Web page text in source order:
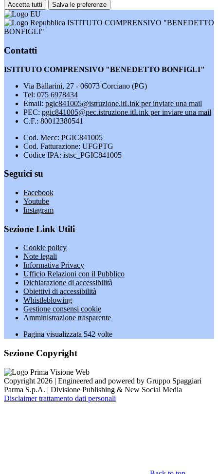
Accetta tutti Salva le preferenze
ISTITUTO COMPRENSIVO "BENEDETTO
BONFIGLI"
Contatti
ISTITUTO COMPRENSIVO "BENEDETTO BONFIGLI"
Via Ballarini, 27 - 06073 Corciano (PG)
Tel: 075 6978434
Email: pgic841005@istruzione.itLink per inviare una mail
PEC: pgic841005@pec.istruzione.itLink per inviare una mail
C.F.: 80012380541
Cod. Mecc: PGIC841005
Cod. Fatturazione: UFGPTG
Codice IPA: istsc_PGIC841005
Seguici su
Facebook
Youtube
Instagram
Sezione Link Utili
Cookie policy
Note legali
Informativa Privacy
Ufficio Relazioni con il Pubblico
Dichiarazione di accessibilità
Obiettivi di accessibilità
Whistleblowing
Gestione consensi cookie
Amministrazione trasparente
Pagina visualizzata 542 volte
Sezione Copyright
Copyright 2026 | Engineered and powered by Gruppo Spaggiari
Parma S.p.A. | Divisione Publishing & New Social Media
Disclaimer trattamento dati personali